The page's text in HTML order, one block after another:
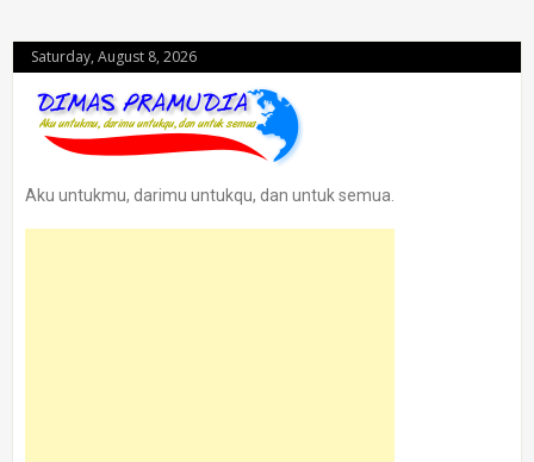
Saturday, August 8, 2026
Aku untukmu, darimu untukqu, dan untuk semua.